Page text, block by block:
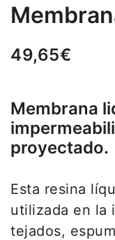
49,65€
Membrana
proyectado.
Esta resina
utilizada en la
tejados,